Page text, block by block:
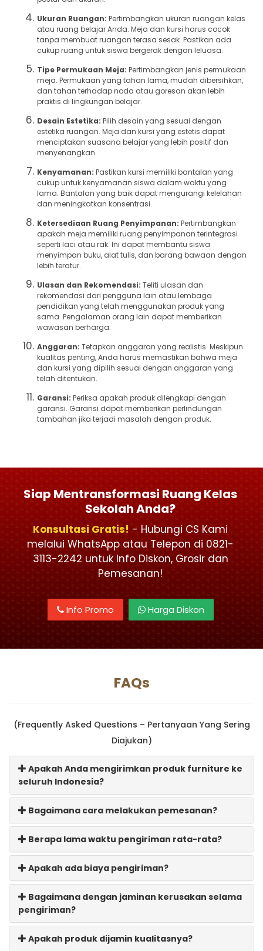
Ukuran Ruangan: Pertimbangkan ukuran ruangan kelas
atau ruang belajar Anda. Meja dan kursi harus cocok
tanpa membuat ruangan terasa sesak. Pastikan ada
cukup ruang untuk siswa bergerak dengan leluasa.
Tipe Permukaan Meja: Pertimbangkan jenis permukaan
meja. Permukaan yang tahan lama, mudah dibersihkan,
dan tahan terhadap noda atau goresan akan lebih
praktis di lingkungan belajar.
Desain Estetika: Pilih desain yang sesuai dengan
estetika ruangan. Meja dan kursi yang estetis dapat
menciptakan suasana belajar yang lebih positif dan
menyenangkan.
Kenyamanan: Pastikan kursi memiliki bantalan yang
cukup untuk kenyamanan siswa dalam waktu yang
lama. Bantalan yang baik dapat mengurangi kelelahan
dan meningkatkan konsentrasi.
Ketersediaan Ruang Penyimpanan: Pertimbangkan
apakah meja memiliki ruang penyimpanan terintegrasi
seperti laci atau rak. Ini dapat membantu siswa
menyimpan buku, alat tulis, dan barang bawaan dengan
lebih teratur.
Ulasan dan Rekomendasi: Teliti ulasan dan
rekomendasi dari pengguna lain atau lembaga
pendidikan yang telah menggunakan produk yang
sama. Pengalaman orang lain dapat memberikan
wawasan berharga.
Anggaran: Tetapkan anggaran yang realistis. Meskipun
kualitas penting, Anda harus memastikan bahwa meja
dan kursi yang dipilih sesuai dengan anggaran yang
telah ditentukan.
Garansi: Periksa apakah produk dilengkapi dengan
garansi. Garansi dapat memberikan perlindungan
tambahan jika terjadi masalah dengan produk.
Siap Mentransformasi Ruang Kelas
Sekolah Anda?
Konsultasi Gratis! - Hubungi CS Kami
melalui WhatsApp atau Telepon di 0821-
3113-2242 untuk Info Diskon, Grosir dan
Pemesanan!
Info Promo Harga Diskon
FAQs
(Frequently Asked Questions – Pertanyaan Yang Sering
Diajukan)
Apakah Anda mengirimkan produk furniture ke
seluruh Indonesia?
Bagaimana cara melakukan pemesanan?
Berapa lama waktu pengiriman rata-rata?
Apakah ada biaya pengiriman?
Bagaimana dengan jaminan kerusakan selama
pengiriman?
Apakah produk dijamin kualitasnya?